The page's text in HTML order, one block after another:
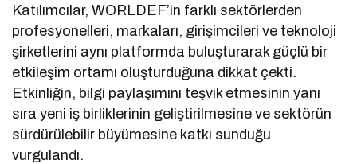
Katılımcılar, WORLDEF’in farklı sektörlerden
profesyonelleri, markaları, girişimcileri ve teknoloji
şirketlerini aynı platformda buluşturarak güçlü bir
etkileşim ortamı oluşturduğuna dikkat çekti.
Etkinliğin, bilgi paylaşımını teşvik etmesinin yanı
sıra yeni iş birliklerinin geliştirilmesine ve sektörün
sürdürülebilir büyümesine katkı sunduğu
vurgulandı.